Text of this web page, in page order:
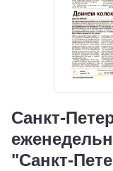
Санкт-
"Санкт-